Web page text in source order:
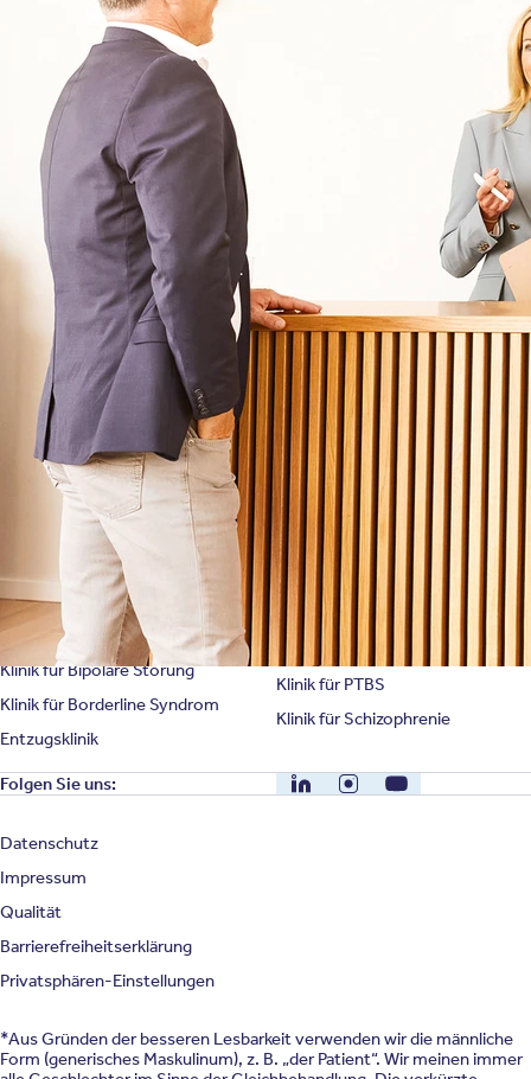
Für Angehörige
Über Oberberg
Kliniken für Kinder & Jugendlichen
Krankheitsbilder & Therapien
Behandlungsfelder
Therapien
Symptome & Beschwerden
Selbsttests
Presse
Bewertungen
Karriere
Unternehmensfakten
Spezialisierte Kliniken
Klinik für Depression
Klinik für Burnout
Klinik für Angststörung
Klinik für Zwangsstörung
Klinik für Persönlichkeitsstörung
Klinik für Bipolare Störung
Klinik für Borderline Syndrom
Entzugsklinik
Suchtklinik
Klinik für Anorexie
Klinik für Erschöpfung
Klinik für Essstörung
Klinik für Mediensucht
Klinik für Psychose
Klinik für PTBS
Klinik für Schizophrenie
Folgen Sie uns: LinkedIn InstagramYouTube
Datenschutz
Impressum
Qualität
Barrierefreiheitserklärung
Privatsphären-Einstellungen
*Aus Gründen der besseren Lesbarkeit verwenden wir die männliche
Form (generisches Maskulinum), z. B. „der Patient“. Wir meinen immer